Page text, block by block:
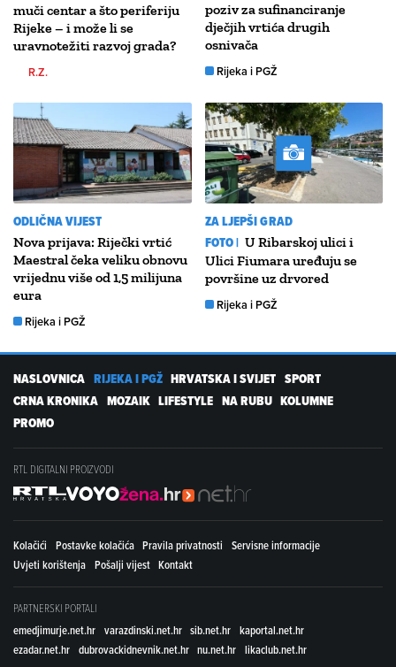
muči centar a što periferiju
Rijeke – i može li se
uravnotežiti razvoj grada?
R.Z.
poziv za sufinanciranje
dječjih vrtića drugih
osnivača
Rijeka i PGŽ
ODLIČNA VIJEST
Nova prijava: Riječki vrtić
Maestral čeka veliku obnovu
vrijednu više od 1,5 milijuna
eura
Rijeka i PGŽ
ZA LJEPŠI GRAD
FOTO | U Ribarskoj ulici i
Ulici Fiumara uređuju se
površine uz drvored
Rijeka i PGŽ
NASLOVNICA RIJEKA I PGŽ HRVATSKA I SVIJET SPORT
CRNA KRONIKA MOZAIK LIFESTYLE NA RUBU KOLUMNE
PROMO
RTL DIGITALNI PROIZVODI
Kolačići Postavke kolačića Pravila privatnosti
Servisne informacije
Uvjeti korištenja Pošalji vijest Kontakt
PARTNERSKI PORTALI
emedjimurje.net.hr varazdinski.net.hr sib.net.hr kaportal.net.hr
ezadar.net.hr dubrovackidnevnik.net.hr nu.net.hr likaclub.net.hr